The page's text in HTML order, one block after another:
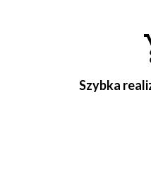
Szybka